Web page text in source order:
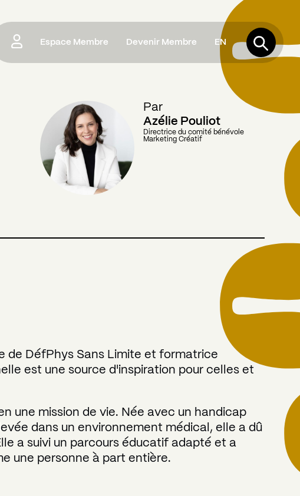
Espace Membre Devenir Membre EN
Par
Azélie Pouliot
Directrice du comité bénévole
Marketing Créatif
de DéfPhys Sans Limite et formatrice
est une source d'inspiration pour celles et
une mission de vie. Née avec un handicap
dans un environnement médical, elle a dû
a suivi un parcours éducatif adapté et a
une personne à part entière.